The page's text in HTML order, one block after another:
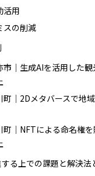
活用
スの削減
市｜生成AIを活用した
町｜2Dメタバースで地
町｜NFTによる命名権
る上での課題と解決法